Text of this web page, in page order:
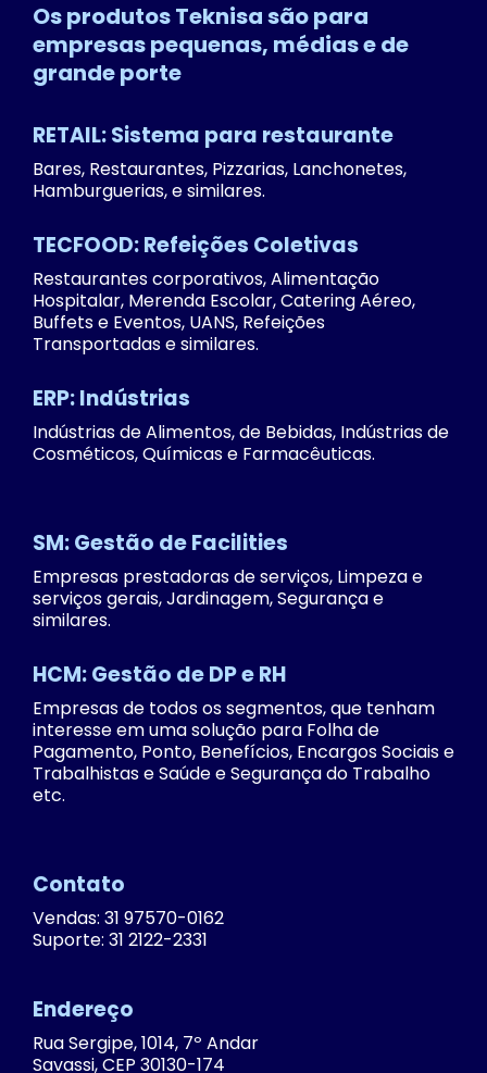
Os produtos Teknisa são para
empresas pequenas, médias e de
grande porte
RETAIL: Sistema para restaurante
Bares, Restaurantes, Pizzarias, Lanchonetes,
Hamburguerias, e similares.
TECFOOD: Refeições Coletivas
Restaurantes corporativos, Alimentação
Hospitalar, Merenda Escolar, Catering Aéreo,
Buffets e Eventos, UANS, Refeições
Transportadas e similares.
ERP: Indústrias
Indústrias de Alimentos, de Bebidas, Indústrias de
Cosméticos, Químicas e Farmacêuticas.
SM: Gestão de Facilities
Empresas prestadoras de serviços, Limpeza e
serviços gerais, Jardinagem, Segurança e
similares.
HCM: Gestão de DP e RH
Empresas de todos os segmentos, que tenham
interesse em uma solução para Folha de
Pagamento, Ponto, Benefícios, Encargos Sociais e
Trabalhistas e Saúde e Segurança do Trabalho
etc.
Contato
Vendas: 31 97570-0162
Suporte: 31 2122-2331
Endereço
Rua Sergipe, 1014, 7º Andar
Savassi, CEP 30130-174